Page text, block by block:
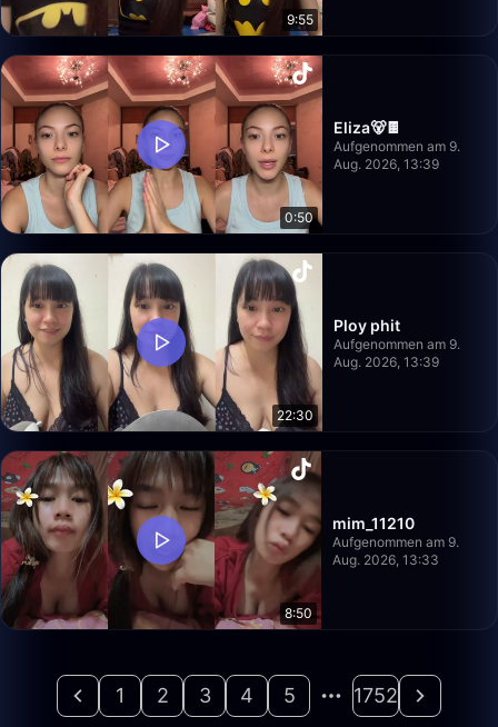
9:55
0:50
Eliza🐻🍫
Aufgenommen am 9.
Aug. 2026, 13:39
22:30
Ploy phit
Aufgenommen am 9.
Aug. 2026, 13:39
8:50
mim_11210
Aufgenommen am 9.
Aug. 2026, 13:33
1 2 3 4 5 1752